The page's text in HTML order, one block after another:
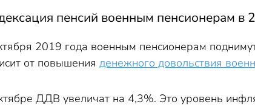
пенсий военным пенсионерам в
2019 года военным пенсионерам
от повышения денежного довольствия
ДДВ увеличат на 4,3%. Это уровень